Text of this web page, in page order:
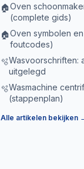
🏠Oven
(complete gids)
🏠Oven symbolen
foutcodes)
🫧Wasvoorschriften:
uitgelegd
🫧Wasmachine
(stappenplan)
Alle artikelen bekijken